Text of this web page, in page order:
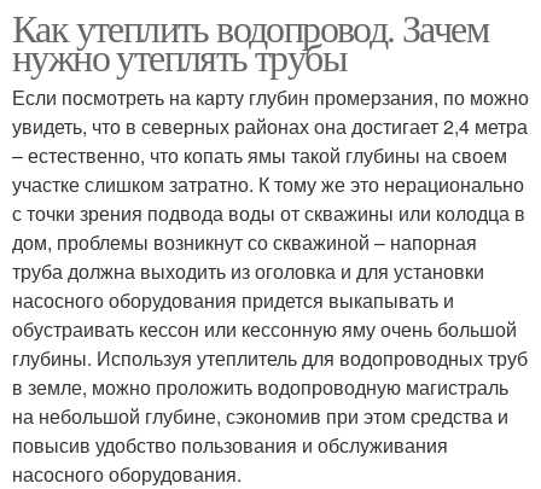
Как утеплить водопровод. Зачем
нужно утеплять трубы
Если посмотреть на карту глубин промерзания, по можно
увидеть, что в северных районах она достигает 2,4 метра
– естественно, что копать ямы такой глубины на своем
участке слишком затратно. К тому же это нерационально
с точки зрения подвода воды от скважины или колодца в
дом, проблемы возникнут со скважиной – напорная
труба должна выходить из оголовка и для установки
насосного оборудования придется выкапывать и
обустраивать кессон или кессонную яму очень большой
глубины. Используя утеплитель для водопроводных труб
в земле, можно проложить водопроводную магистраль
на небольшой глубине, сэкономив при этом средства и
повысив удобство пользования и обслуживания
насосного оборудования.